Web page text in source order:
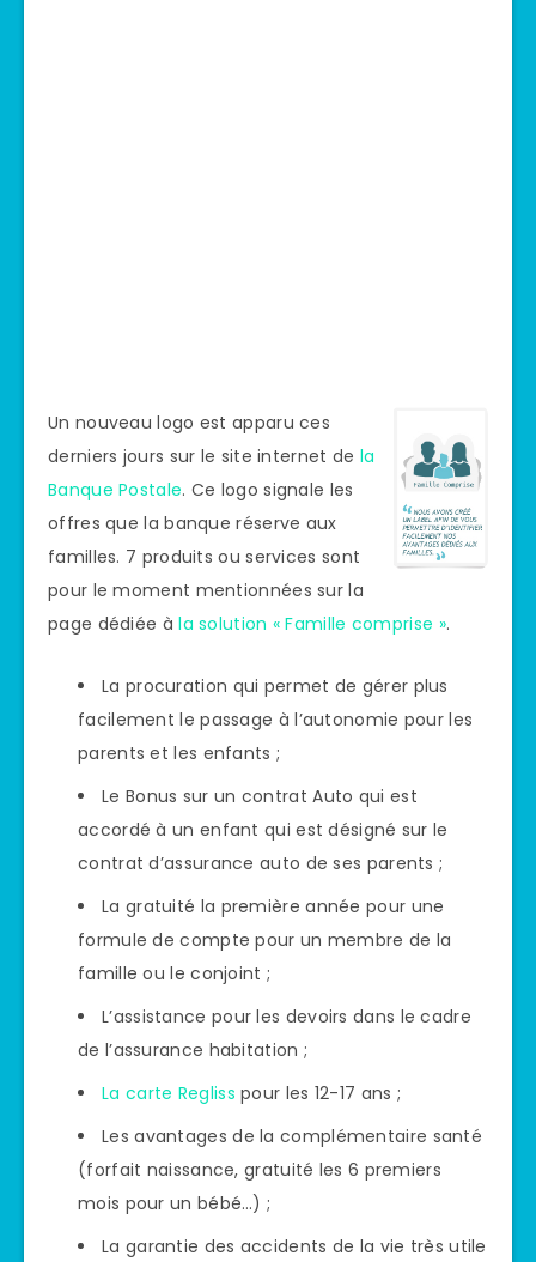
Un nouveau logo est apparu ces
derniers jours sur le site internet de la
Banque Postale. Ce logo signale les
offres que la banque réserve aux
familles. 7 produits ou services sont
pour le moment mentionnées sur la
page dédiée àla solution « Famille comprise ».
La procuration qui permet de gérer plus
facilement le passage à l’autonomie pour les
parents et les enfants ;
Le Bonus sur un contrat Auto qui est
accordé à un enfant qui est désigné sur le
contrat d’assurance auto de ses parents ;
La gratuité la première année pour une
formule de compte pour un membre de la
famille ou le conjoint ;
L’assistance pour les devoirs dans le cadre
de l’assurance habitation ;
La carte Regliss pour les 12-17 ans ;
Les avantages de la complémentaire santé
(forfait naissance, gratuité les 6 premiers
mois pour un bébé…) ;
La garantie des accidents de la vie très utile